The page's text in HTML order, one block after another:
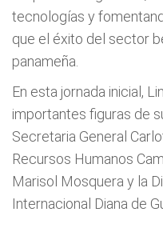
tecnologías y
que el éxito del sector
panameña.
En esta jornada inicial,
importantes figuras de
Secretaria General
Recursos Humanos
Marisol Mosquera y la
Internacional Diana de